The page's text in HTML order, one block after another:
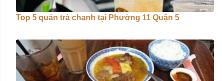
Top 5 quán trà chanh tại Phường 11 Quận 5